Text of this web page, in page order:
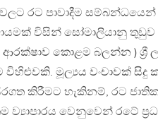
රට පාවාදීම
විසින් සෝමාලියානු
ආරක්ෂාව කොළම බලන්න ) ශ්‍රී
විහිළුවකි. මූල්‍යය වංචාවක්
කිරීමට හැකිනම්, රට
ව්‍යාපාරය වෙනුවෙන් රටේ